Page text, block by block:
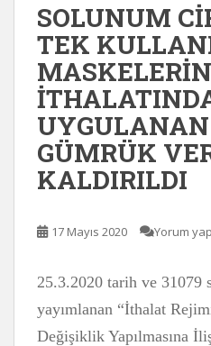
SOLUNUM
TEK
MASKELERİN
GÜMRÜK
KALDIRILDI
17 Mayıs 2020 Yorum
25.3.2020 tarih ve 31079
yayımlanan “İthalat
Değişiklik Yapılmasına